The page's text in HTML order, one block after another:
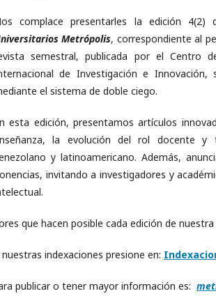
complace presentarles la edición
Metrópolis, correspondiente al
semestral, publicada por el Centro
de Investigación e
el sistema de doble ciego.
esta edición, presentamos artículos
la evolución del rol docente
y latinoamericano. Además,
invitando a investigadores y
que hacen posible cada edición de nuestra
indexaciones presione en:
publicar o tener mayor información es: